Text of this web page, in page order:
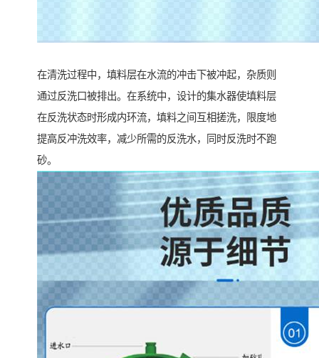
在清洗过程中，填料层在水流的冲击下被冲起，杂质则
通过反洗口被排出。在系统中，设计的集水器使填料层
在反洗状态时形成内环流，填料之间互相搓洗，限度地
提高反冲洗效率，减少所需的反洗水，同时反洗时不跑
砂。